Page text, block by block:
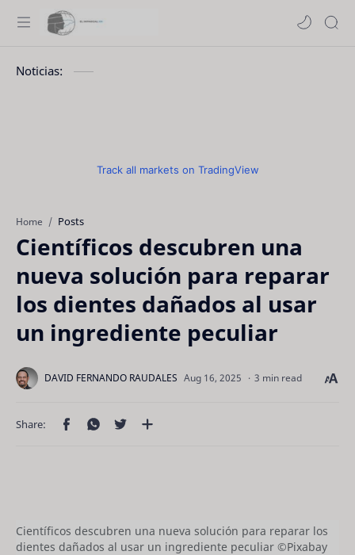
Noticias:
Track all markets on TradingView
Home Posts
Científicos descubren una
nueva solución para reparar
los dientes dañados al usar
un ingrediente peculiar
3 min read
Científicos descubren una nueva solución para reparar los
dientes dañados al usar un ingrediente peculiar ©Pixabay